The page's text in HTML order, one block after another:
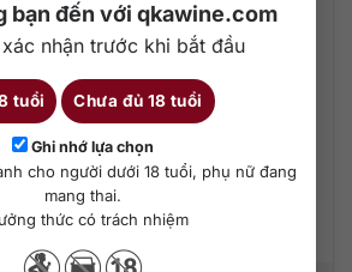
bạn đến với qkawine.com
nhận trước khi bắt đầu
tuổi Chưa đủ 18 tuổi
Ghi nhớ lựa chọn
cho người dưới 18 tuổi, phụ nữ đang
mang thai.
thức có trách nhiệmGerard Bertrand Gris
520.000₫